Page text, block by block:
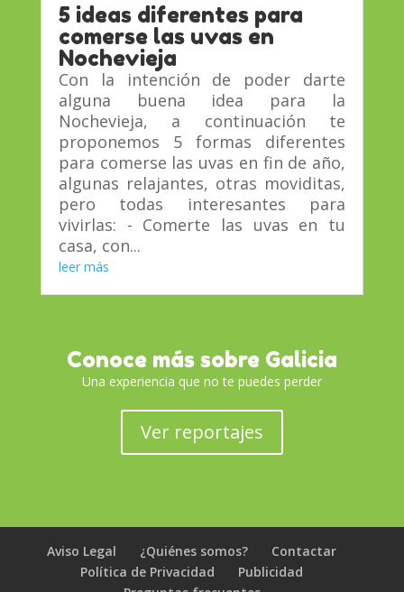
5 ideas diferentes para
comerse las uvas en
Nochevieja
Con la intención de poder darte
alguna buena idea para la
Nochevieja, a continuación te
proponemos 5 formas diferentes
para comerse las uvas en fin de año,
algunas relajantes, otras moviditas,
pero todas interesantes para
vivirlas: - Comerte las uvas en tu
casa, con...
leer más
Conoce más sobre Galicia
Una experiencia que no te puedes perder
Ver reportajes
Aviso Legal ¿Quiénes somos?
Contactar
Política de Privacidad
Publicidad